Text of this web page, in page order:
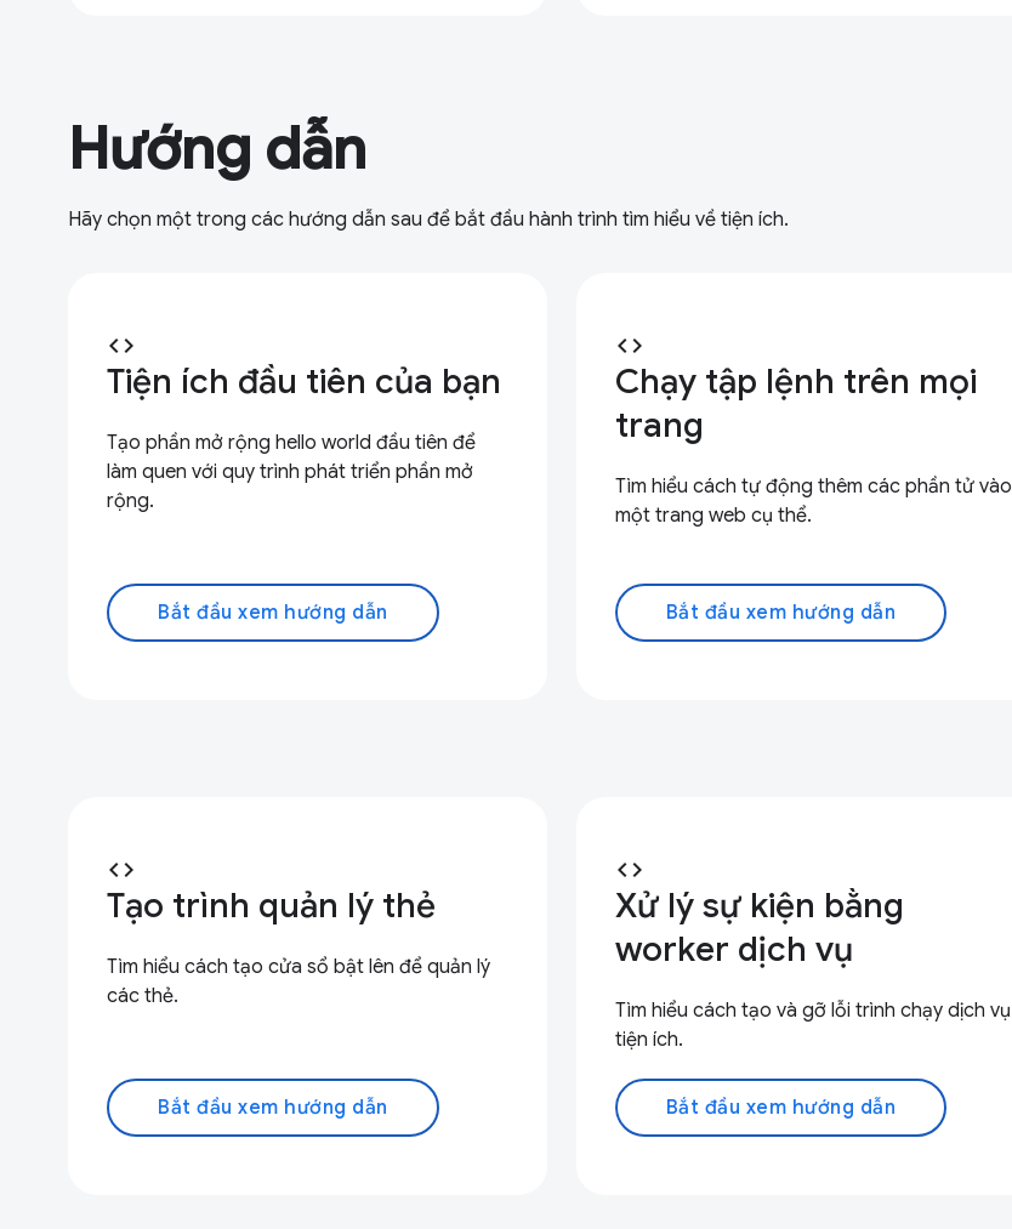
Hướng dẫn
Hãy chọn một trong các hướng dẫn sau để bắt đầu hành trình tìm hiểu về tiện ích.
code
Tiện ích đầu tiên của bạn
Tạo phần mở rộng hello world đầu tiên để
làm quen với quy trình phát triển phần mở
rộng.
Bắt đầu xem hướng dẫn
code
Chạy tập lệnh trên mọi
trang
Tìm hiểu cách tự động thêm các phần tử vào
một trang web cụ thể.
Bắt đầu xem hướng dẫn
code
Tạo trình quản lý thẻ
Tìm hiểu cách tạo cửa sổ bật lên để quản lý
các thẻ.
Bắt đầu xem hướng dẫn
code
Xử lý sự kiện bằng
worker dịch vụ
Tìm hiểu cách tạo và gỡ lỗi trình chạy dịch vụ
tiện ích.
Bắt đầu xem hướng dẫn